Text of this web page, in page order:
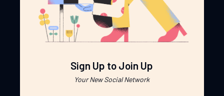
Sign Up to Join Up
Your New Social Network